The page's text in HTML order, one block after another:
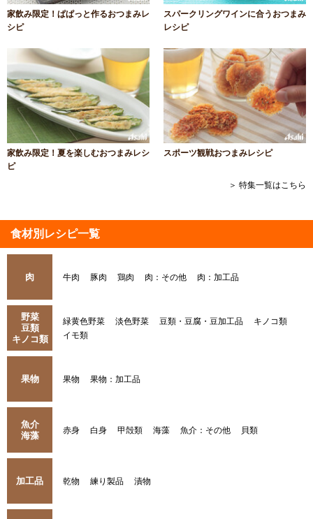
家飲み限定！ぱぱっと作るおつまみレ
シピ
スパークリングワインに合うおつまみ
レシピ
家飲み限定！夏を楽しむおつまみレシ
ピ
スポーツ観戦おつまみレシピ
＞ 特集一覧はこちら
食材別レシピ一覧
肉 牛肉 豚肉 鶏肉 肉：その他 肉：加工品
野菜
豆類
キノコ類
緑黄色野菜 淡色野菜 豆類・豆腐・豆加工品
キノコ類
イモ類
果物 果物 果物：加工品
魚介
海藻
赤身 白身 甲殻類 海藻 魚介：その他 貝類
加工品 乾物 練り製品 漬物